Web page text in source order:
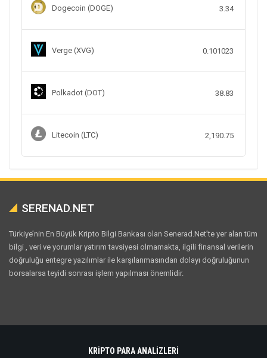
Dogecoin (DOGE) 3.34
Verge (XVG) 0.101023
Polkadot (DOT) 38.83
Litecoin (LTC) 2,190.75
SERENAD.NET
Türkiye’nin En Büyük Kripto Bilgi Bankası olan Senerad.Net’te yer alan tüm
bilgi , veri ve yorumlar yatırım tavsiyesi olmamakta, ilgili finansal verilerin
doğruluğu entegre yazılımlar ile karşılanmasından dolayı doğruluğunun
borsalarsa teyidi sonrası işlem yapılması önemlidir.
KRİPTO PARA ANALİZLERİ